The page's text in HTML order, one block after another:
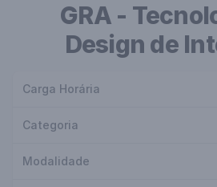
GRA -
Design de
Carga Horária
Categoria
Modalidade